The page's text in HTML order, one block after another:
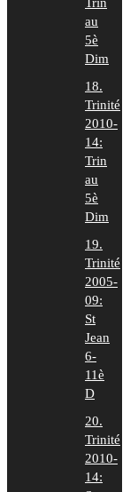
Trin
au
5è
Dim
18.
Trinité
2010-
14:
Trin
au
5è
Dim
19.
Trinité
2005-
09:
St
Jean
6-
11è
D
20.
Trinité
2010-
14: